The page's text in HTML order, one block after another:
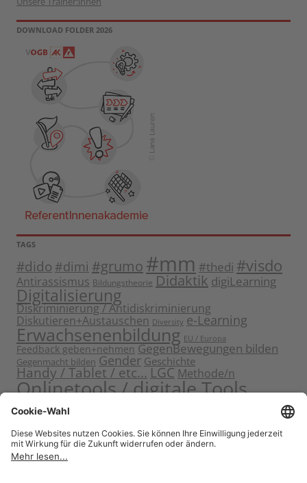
DOWNLOAD FOLDER 2026
TAGS
#dido #dimi #grumo #mm #thedi #visdo
Antirassismus Bildungstheorie Didaktik digiLearning
Digitalisierung
Diskriminierung / Antidiskriminierung
Diskutieren+Austauschen Diversity e-Learning
Erwachsenenbildung EU / Europa
Feedback geben+nehmen GegenBewegungen bilden
Gegenmacht bilden Gender Geschichte
Handy / Tablet / etc... LGC Methode/n
Onlinetools / digitale Tools
Politische Bildung
Sensibilisieren Sichern+Verankern Solidarität
Starten+Kennenlernen Tagung
Teamentwicklung+Gruppendynamik